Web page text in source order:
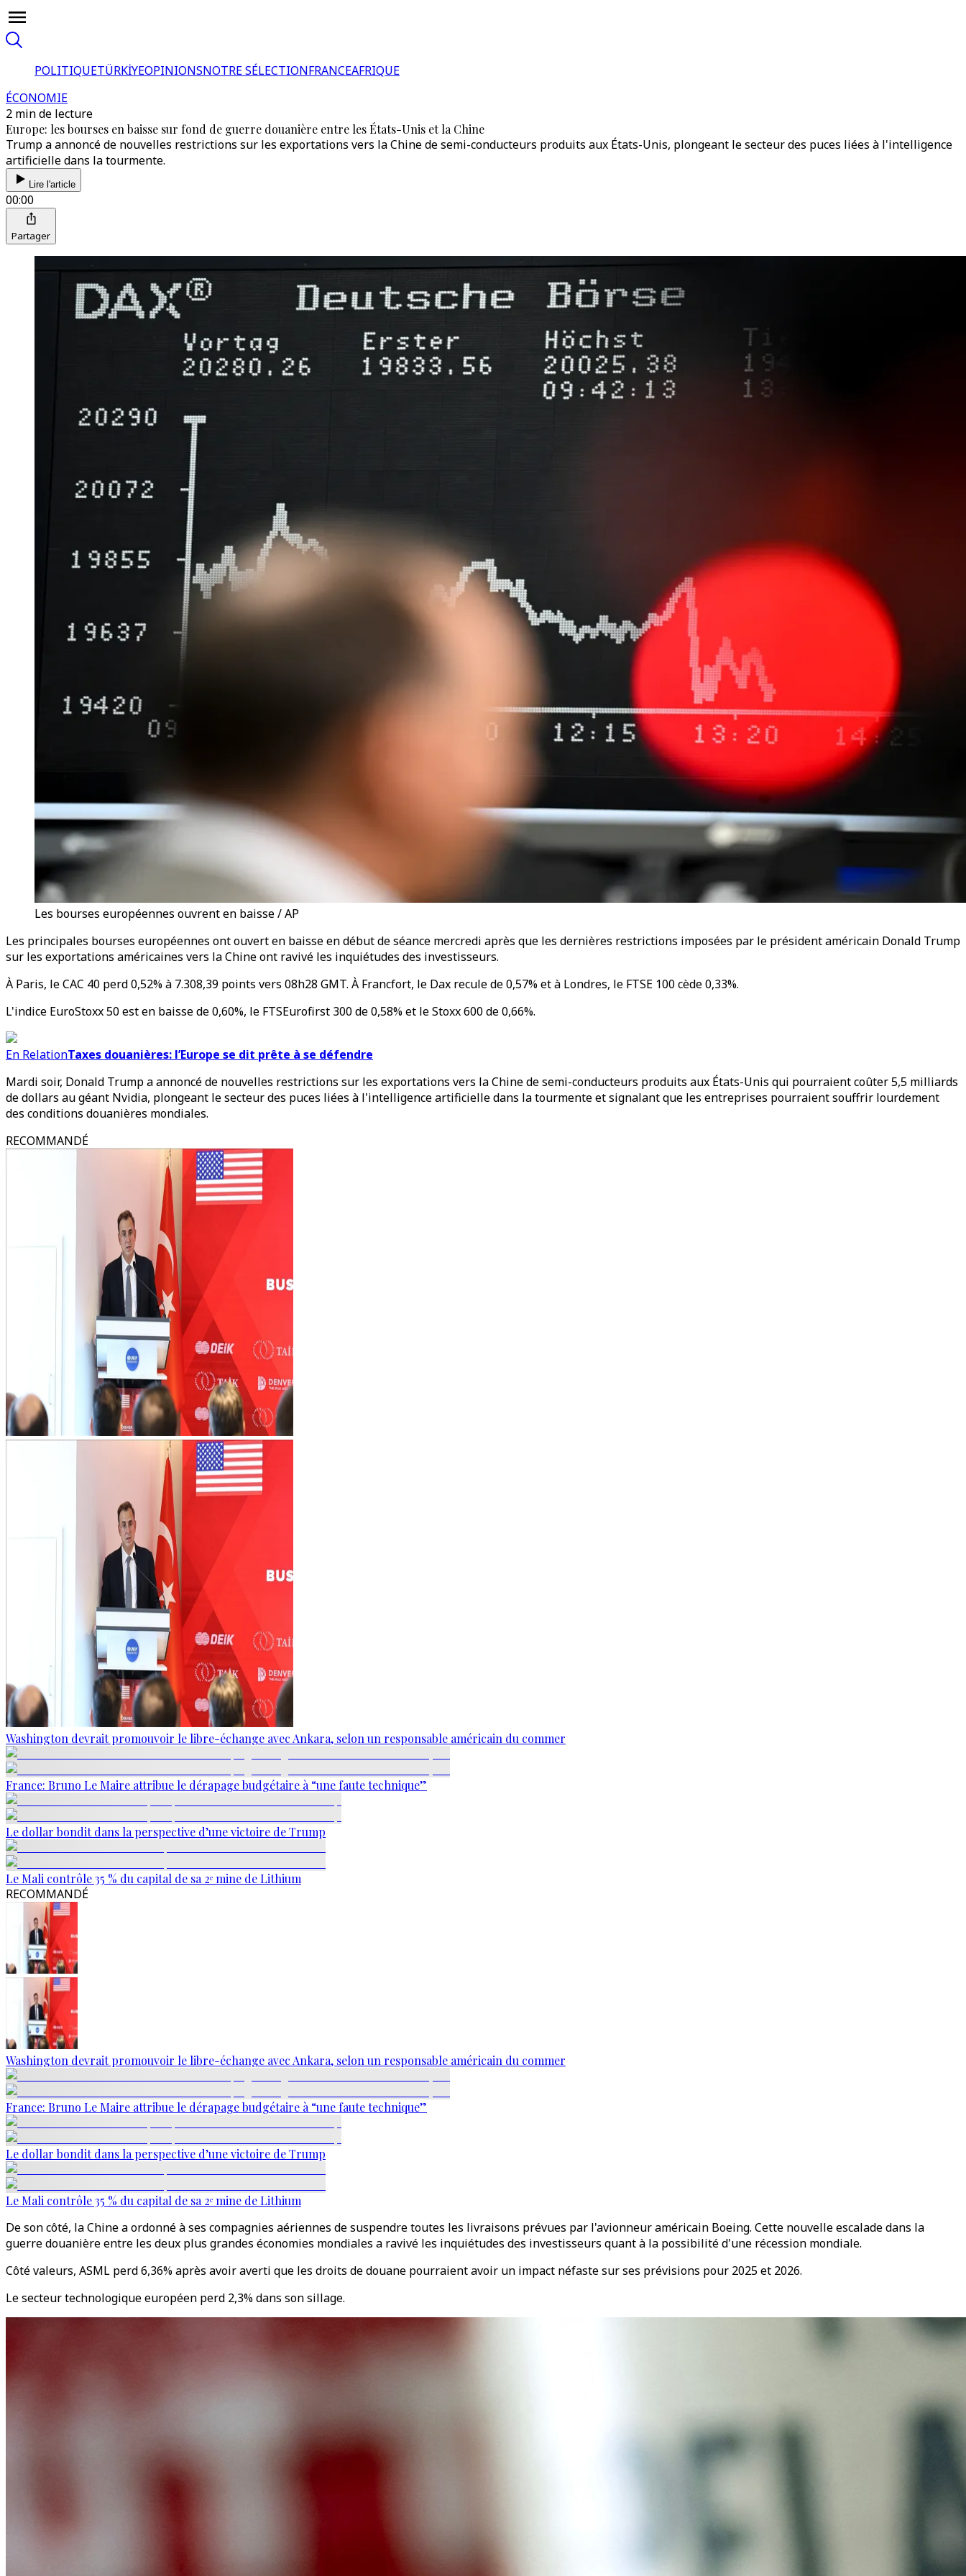
POLITIQUETÜRKİYEOPINIONSNOTRE SÉLECTIONFRANCEAFRIQUE
ÉCONOMIE
2 min de lecture
Europe: les bourses en baisse sur fond de guerre douanière entre les États-Unis et la Chine
Trump a annoncé de nouvelles restrictions sur les exportations vers la Chine de semi-conducteurs produits aux États-Unis, plongeant le secteur des puces liées à l'intelligence
artificielle dans la tourmente.
Lire l'article
00:00
Partager
Les bourses européennes ouvrent en baisse / AP
Les principales bourses européennes ont ouvert en baisse en début de séance mercredi après que les dernières restrictions imposées par le président américain Donald Trump
sur les exportations américaines vers la Chine ont ravivé les inquiétudes des investisseurs.
À Paris, le CAC 40 perd 0,52% à 7.308,39 points vers 08h28 GMT. À Francfort, le Dax recule de 0,57% et à Londres, le FTSE 100 cède 0,33%.
L'indice EuroStoxx 50 est en baisse de 0,60%, le FTSEurofirst 300 de 0,58% et le Stoxx 600 de 0,66%.
En RelationTaxes douanières: l’Europe se dit prête à se défendre
Mardi soir, Donald Trump a annoncé de nouvelles restrictions sur les exportations vers la Chine de semi-conducteurs produits aux États-Unis qui pourraient coûter 5,5 milliards
de dollars au géant Nvidia, plongeant le secteur des puces liées à l'intelligence artificielle dans la tourmente et signalant que les entreprises pourraient souffrir lourdement
des conditions douanières mondiales.
RECOMMANDÉ
Washington devrait promouvoir le libre-échange avec Ankara, selon un responsable américain du commer
France: Bruno Le Maire attribue le dérapage budgétaire à “une faute technique”
Le dollar bondit dans la perspective d’une victoire de Trump
Le Mali contrôle 35 % du capital de sa 2ᵉ mine de Lithium
RECOMMANDÉ
Washington devrait promouvoir le libre-échange avec Ankara, selon un responsable américain du commer
France: Bruno Le Maire attribue le dérapage budgétaire à “une faute technique”
Le dollar bondit dans la perspective d’une victoire de Trump
Le Mali contrôle 35 % du capital de sa 2ᵉ mine de Lithium
De son côté, la Chine a ordonné à ses compagnies aériennes de suspendre toutes les livraisons prévues par l'avionneur américain Boeing. Cette nouvelle escalade dans la
guerre douanière entre les deux plus grandes économies mondiales a ravivé les inquiétudes des investisseurs quant à la possibilité d'une récession mondiale.
Côté valeurs, ASML perd 6,36% après avoir averti que les droits de douane pourraient avoir un impact néfaste sur ses prévisions pour 2025 et 2026.
Le secteur technologique européen perd 2,3% dans son sillage.